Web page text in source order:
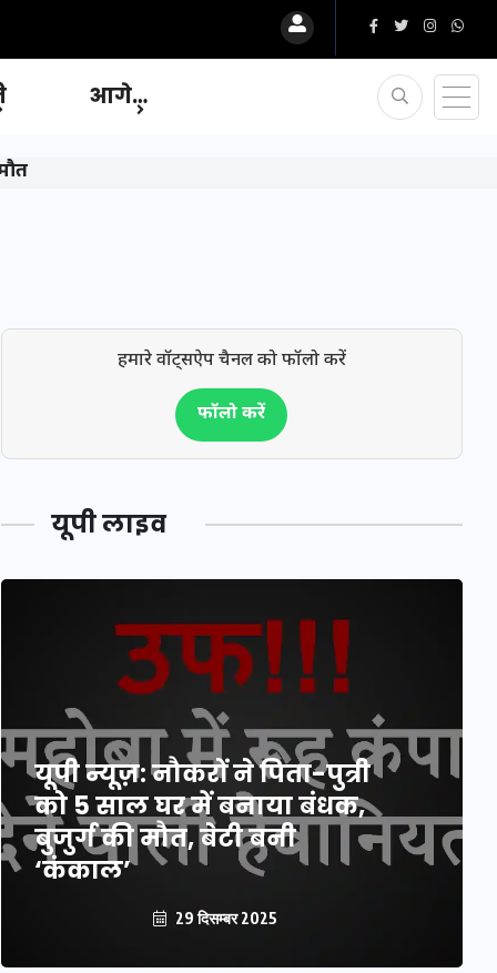
आगे…
हमारे वॉट्सऐप चैनल को फॉलो करें
फॉलो करें
यूपी लाइव
यूपी न्यूज़: नौकरों ने पिता-पुत्री
को 5 साल घर में बनाया बंधक,
बुजुर्ग की मौत, बेटी बनी
‘कंकाल’
29 दिसम्बर 2025